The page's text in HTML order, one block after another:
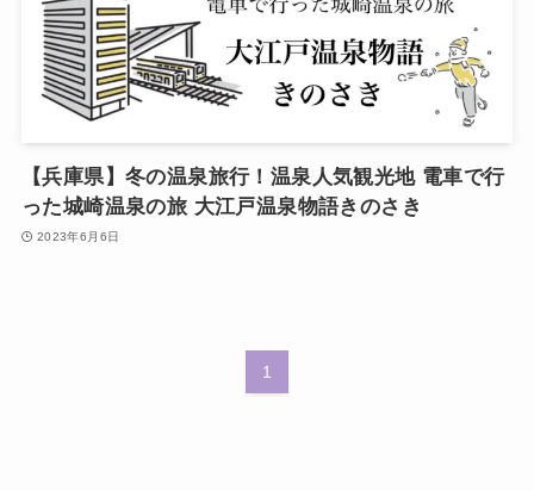
【兵庫県】冬の温泉旅行！温泉人気観光地 電車で行
った城崎温泉の旅 大江戸温泉物語きのさき
2023年6月6日
1